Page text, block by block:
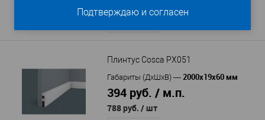
Плинтус Cosca PX051
Габариты (ДхШхВ) — 2000x19x60 мм
394 руб. / м.п.
788 руб. / шт
Подтверждаю и согласен